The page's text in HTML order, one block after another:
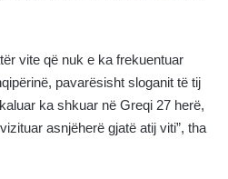
vite që nuk e ka frekuentuar
pavarësisht sloganit të tij
ka shkuar në Greqi 27 herë,
asnjëherë gjatë atij viti”, tha